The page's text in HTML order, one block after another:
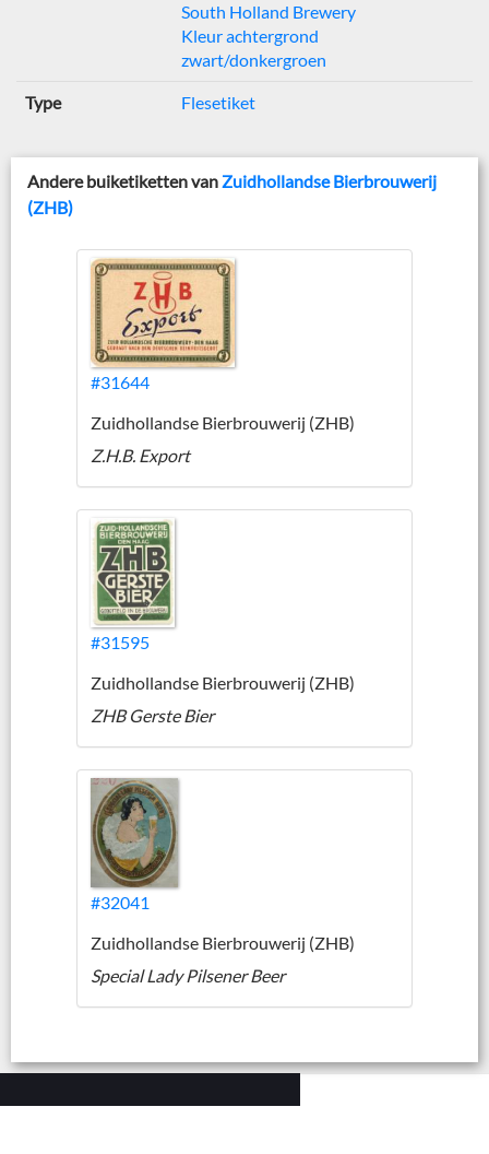
South Holland Brewery
Kleur achtergrond
zwart/donkergroen
Type Flesetiket
Andere buiketiketten vanZuidhollandse Bierbrouwerij
(ZHB)
#31644
Zuidhollandse Bierbrouwerij (ZHB)
Z.H.B. Export
#31595
Zuidhollandse Bierbrouwerij (ZHB)
ZHB Gerste Bier
#32041
Zuidhollandse Bierbrouwerij (ZHB)
Special Lady Pilsener Beer